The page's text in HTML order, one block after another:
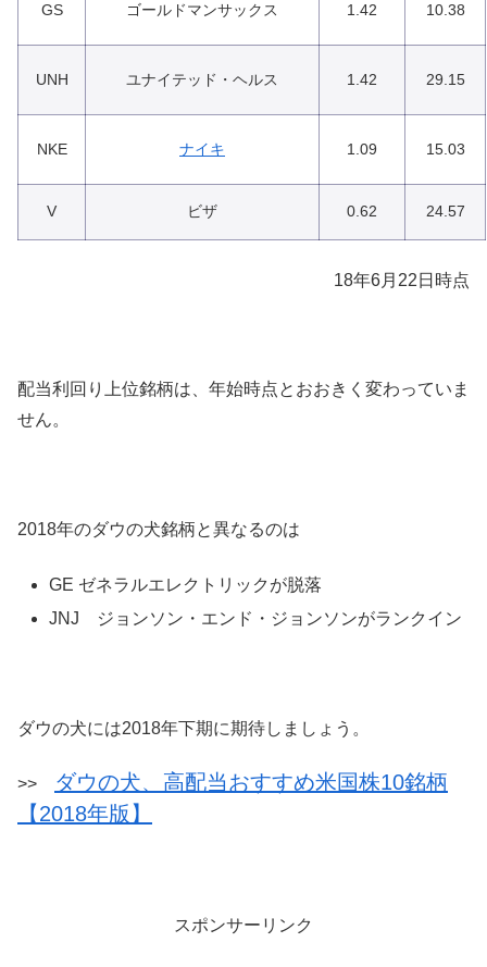
GS ゴールドマンサックス 1.42 10.38
UNH ユナイテッド・ヘルス 1.42 29.15
NKE ナイキ 1.09 15.03
V ビザ 0.62 24.57
18年6月22日時点
配当利回り上位銘柄は、年始時点とおおきく変わっていま
せん。
2018年のダウの犬銘柄と異なるのは
GE ゼネラルエレクトリックが脱落
JNJ ジョンソン・エンド・ジョンソンがランクイン
ダウの犬には2018年下期に期待しましょう。
>>
ダウの犬、高配当おすすめ米国株10銘柄
【2018年版】
スポンサーリンク